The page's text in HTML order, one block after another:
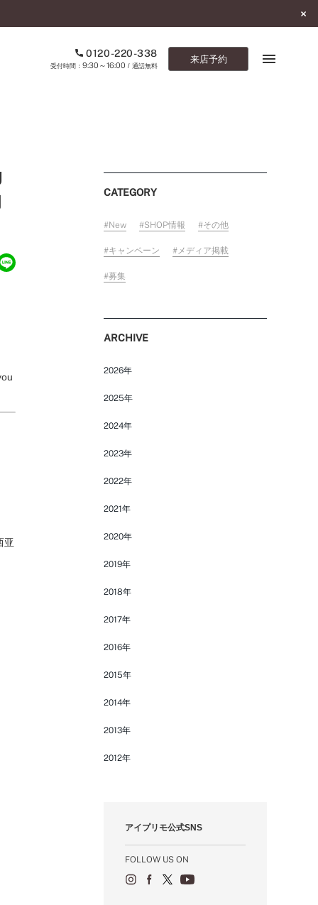
0120-220-338
9:30～16:00/ 通話無料
来店予約
ご来店予約
予約専用ダイヤル
（受付時間：9:30～16:00・通話無料）
カタログ請求
亚
CATEGORY
New SHOP情報 その他
キャンペーン メディア掲載
募集
ARCHIVE
2026年
2025年
2024年
2023年
2022年
2021年
2020年
2019年
2018年
2017年
2016年
2015年
2014年
2013年
2012年
アイプリモ公式SNS
FOLLOW US ON